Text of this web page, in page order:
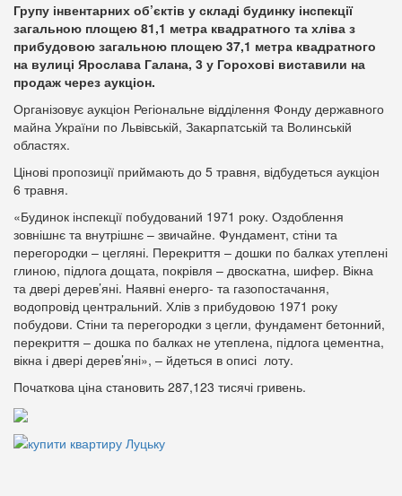
Групу інвентарних об’єктів у складі будинку інспекції
загальною площею 81,1 метра квадратного та хліва з
прибудовою загальною площею 37,1 метра квадратного
на вулиці Ярослава Галана, 3 у Горохові виставили на
продаж через аукціон.
Організовує аукціон Регіональне відділення Фонду державного
майна України по Львівській, Закарпатській та Волинській
областях.
Цінові пропозиції приймають до 5 травня, відбудеться аукціон
6 травня.
«Будинок інспекції побудований 1971 року. Оздоблення
зовнішнє та внутрішнє – звичайне. Фундамент, стіни та
перегородки – цегляні. Перекриття – дошки по балках утеплені
глиною, підлога дощата, покрівля – двоскатна, шифер. Вікна
та двері дерев’яні. Наявні енерго- та газопостачання,
водопровід центральний. Хлів з прибудовою 1971 року
побудови. Стіни та перегородки з цегли, фундамент бетонний,
перекриття – дошка по балках не утеплена, підлога цементна,
вікна і двері дерев’яні», – йдеться в описі лоту.
Початкова ціна становить 287,123 тисячі гривень.